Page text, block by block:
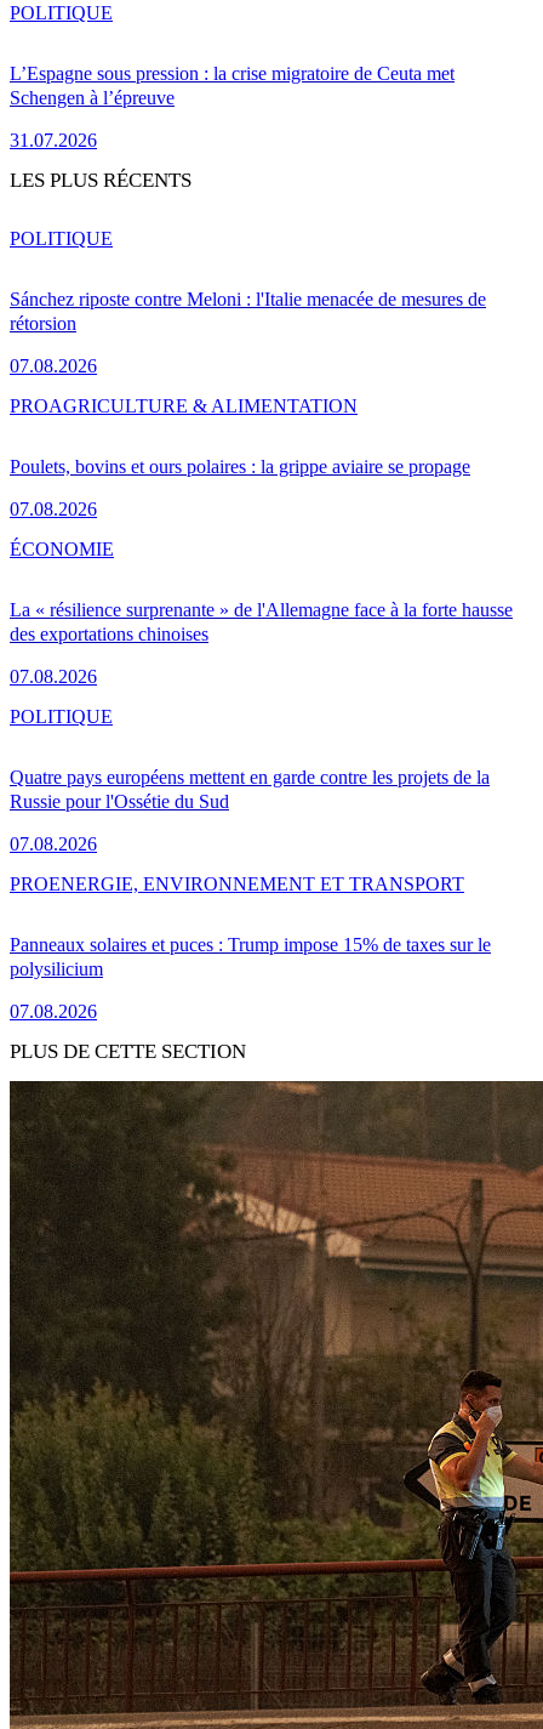
L’Espagne sous pression : la crise migratoire de Ceuta met
Schengen à l’épreuve
31.07.2026
POLITIQUE
LES PLUS RÉCENTS
Sánchez riposte contre Meloni : l'Italie menacée de mesures de
rétorsion
07.08.2026
POLITIQUE
Poulets, bovins et ours polaires : la grippe aviaire se propage
07.08.2026
PROAGRICULTURE & ALIMENTATION
La « résilience surprenante » de l'Allemagne face à la forte hausse
des exportations chinoises
07.08.2026
ÉCONOMIE
Quatre pays européens mettent en garde contre les projets de la
Russie pour l'Ossétie du Sud
07.08.2026
POLITIQUE
Panneaux solaires et puces : Trump impose 15% de taxes sur le
polysilicium
07.08.2026
PROENERGIE, ENVIRONNEMENT ET TRANSPORT
PLUS DE CETTE SECTION